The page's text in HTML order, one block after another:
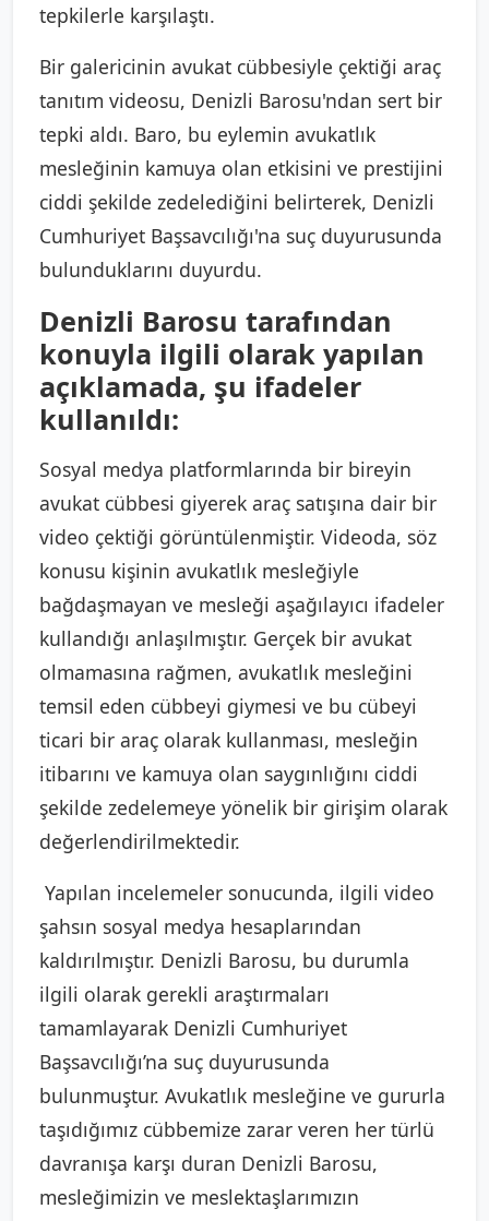
tepkilerle karşılaştı.
Bir galericinin avukat cübbesiyle çektiği araç
tanıtım videosu, Denizli Barosu'ndan sert bir
tepki aldı. Baro, bu eylemin avukatlık
mesleğinin kamuya olan etkisini ve prestijini
ciddi şekilde zedelediğini belirterek, Denizli
Cumhuriyet Başsavcılığı'na suç duyurusunda
bulunduklarını duyurdu.
Denizli Barosu tarafından
konuyla ilgili olarak yapılan
açıklamada, şu ifadeler
kullanıldı:
Sosyal medya platformlarında bir bireyin
avukat cübbesi giyerek araç satışına dair bir
video çektiği görüntülenmiştir. Videoda, söz
konusu kişinin avukatlık mesleğiyle
bağdaşmayan ve mesleği aşağılayıcı ifadeler
kullandığı anlaşılmıştır. Gerçek bir avukat
olmamasına rağmen, avukatlık mesleğini
temsil eden cübbeyi giymesi ve bu cübeyi
ticari bir araç olarak kullanması, mesleğin
itibarını ve kamuya olan saygınlığını ciddi
şekilde zedelemeye yönelik bir girişim olarak
değerlendirilmektedir.
Yapılan incelemeler sonucunda, ilgili video
şahsın sosyal medya hesaplarından
kaldırılmıştır. Denizli Barosu, bu durumla
ilgili olarak gerekli araştırmaları
tamamlayarak Denizli Cumhuriyet
Başsavcılığı’na suç duyurusunda
bulunmuştur. Avukatlık mesleğine ve gururla
taşıdığımız cübbemize zarar veren her türlü
davranışa karşı duran Denizli Barosu,
mesleğimizin ve meslektaşlarımızın